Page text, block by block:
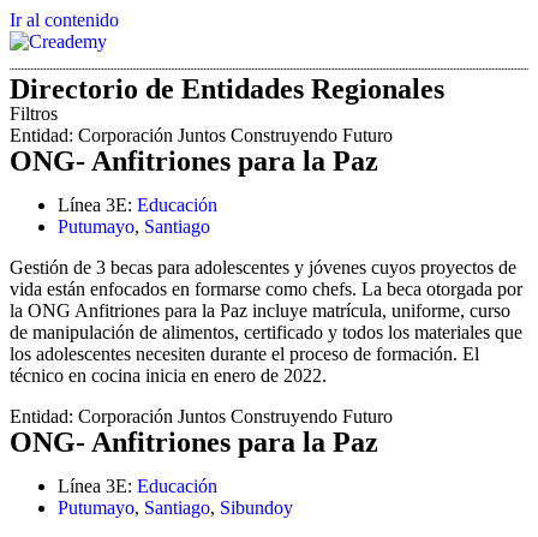
Ir al contenido
Directorio de Entidades Regionales
Filtros
Entidad: Corporación Juntos Construyendo Futuro
ONG- Anfitriones para la Paz
Línea 3E: Educación
Putumayo, Santiago
Gestión de 3 becas para adolescentes y jóvenes cuyos proyectos de
vida están enfocados en formarse como chefs. La beca otorgada por
la ONG Anfitriones para la Paz incluye matrícula, uniforme, curso
de manipulación de alimentos, certificado y todos los materiales que
los adolescentes necesiten durante el proceso de formación. El
técnico en cocina inicia en enero de 2022.
Entidad: Corporación Juntos Construyendo Futuro
ONG- Anfitriones para la Paz
Línea 3E: Educación
Putumayo, Santiago, Sibundoy